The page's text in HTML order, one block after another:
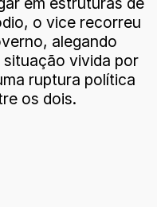
o vice recorreu
alegando
vivida por
ruptura política
os dois.